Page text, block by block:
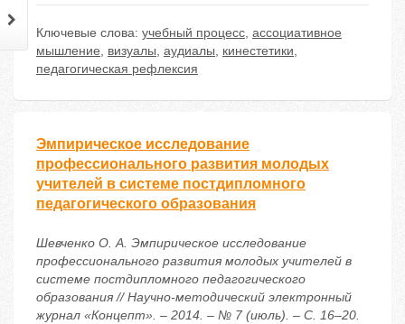
Ключевые слова: учебный процесс, ассоциативное
мышление, визуалы, аудиалы, кинестетики,
педагогическая рефлексия
Эмпирическое исследование
профессионального развития молодых
учителей в системе постдипломного
педагогического образования
Шевченко О. А. Эмпирическое исследование
профессионального развития молодых учителей в
системе постдипломного педагогического
образования // Научно-методический электронный
журнал «Концепт». – 2014. – № 7 (июль). – С. 16–20.